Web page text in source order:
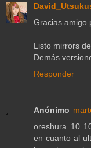
Gracias amigo
Listo mirrors
Demás
Responder
Anónimo
oreshura 10
en cuanto al